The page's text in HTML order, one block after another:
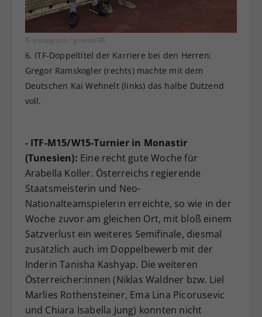
© Instagram / gramsi98
6. ITF-Doppeltitel der Karriere bei den Herren:
Gregor Ramskogler (rechts) machte mit dem
Deutschen Kai Wehnelt (links) das halbe Dutzend
voll.
- ITF-M15/W15-Turnier in Monastir
(Tunesien): Eine recht gute Woche für
Arabella Koller. Österreichs regierende
Staatsmeisterin und Neo-
Nationalteamspielerin erreichte, so wie in der
Woche zuvor am gleichen Ort, mit bloß einem
Satzverlust ein weiteres Semifinale, diesmal
zusätzlich auch im Doppelbewerb mit der
Inderin Tanisha Kashyap. Die weiteren
Österreicher:innen (Niklas Waldner bzw. Liel
Marlies Rothensteiner, Ema Lina Picorusevic
und Chiara Isabella Jung) konnten nicht